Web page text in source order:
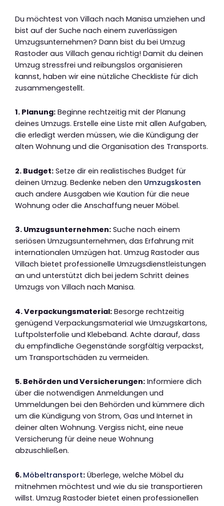
Du möchtest von Villach nach Manisa umziehen und
bist auf der Suche nach einem zuverlässigen
Umzugsunternehmen? Dann bist du bei Umzug
Rastoder aus Villach genau richtig! Damit du deinen
Umzug stressfrei und reibungslos organisieren
kannst, haben wir eine nützliche Checkliste für dich
zusammengestellt.
1. Planung: Beginne rechtzeitig mit der Planung
deines Umzugs. Erstelle eine Liste mit allen Aufgaben,
die erledigt werden müssen, wie die Kündigung der
alten Wohnung und die Organisation des Transports.
2. Budget: Setze dir ein realistisches Budget für
deinen Umzug. Bedenke neben den Umzugskosten
auch andere Ausgaben wie Kaution für die neue
Wohnung oder die Anschaffung neuer Möbel.
3. Umzugsunternehmen: Suche nach einem
seriösen Umzugsunternehmen, das Erfahrung mit
internationalen Umzügen hat. Umzug Rastoder aus
Villach bietet professionelle Umzugsdienstleistungen
an und unterstützt dich bei jedem Schritt deines
Umzugs von Villach nach Manisa.
4. Verpackungsmaterial: Besorge rechtzeitig
genügend Verpackungsmaterial wie Umzugskartons,
Luftpolsterfolie und Klebeband. Achte darauf, dass
du empfindliche Gegenstände sorgfältig verpackst,
um Transportschäden zu vermeiden.
5. Behörden und Versicherungen: Informiere dich
über die notwendigen Anmeldungen und
Ummeldungen bei den Behörden und kümmere dich
um die Kündigung von Strom, Gas und Internet in
deiner alten Wohnung. Vergiss nicht, eine neue
Versicherung für deine neue Wohnung
abzuschließen.
6. Möbeltransport: Überlege, welche Möbel du
mitnehmen möchtest und wie du sie transportieren
willst. Umzug Rastoder bietet einen professionellen